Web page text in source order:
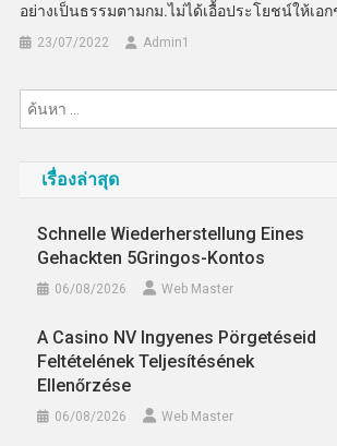
อย่างเป็นธรรมตามกม.ไม่ได้เอื้อประโยชน์ให้เอ
23/07/2022 Admin​1
เรื่องล่าสุด
Schnelle Wiederherstellung Eines
Gehackten 5Gringos-Kontos
06/08/2026 Web Master
A Casino NV Ingyenes Pörgetéseid
Feltételének Teljesítésének
Ellenőrzése
06/08/2026 Web Master